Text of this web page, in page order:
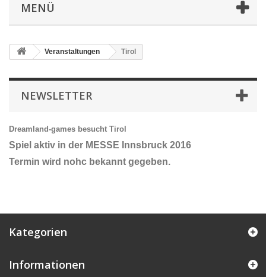
MENÜ
Veranstaltungen Tirol
NEWSLETTER
Dreamland-games besucht Tirol
Spiel aktiv in der MESSE Innsbruck 2016
Termin wird nohc bekannt gegeben.
Kategorien
Informationen